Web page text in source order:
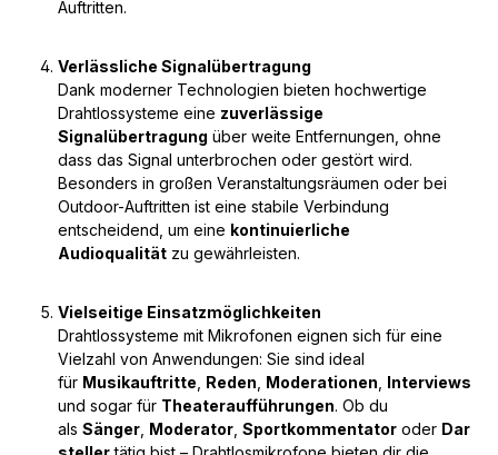
Auftritten.
Verlässliche Signalübertragung
Dank moderner Technologien bieten hochwertige
Drahtlossysteme eine zuverlässige
Signalübertragung über weite Entfernungen, ohne
dass das Signal unterbrochen oder gestört wird.
Besonders in großen Veranstaltungsräumen oder bei
Outdoor-Auftritten ist eine stabile Verbindung
entscheidend, um eine kontinuierliche
Audioqualität zu gewährleisten.
Vielseitige Einsatzmöglichkeiten
Drahtlossysteme mit Mikrofonen eignen sich für eine
Vielzahl von Anwendungen: Sie sind ideal
für Musikauftritte Reden Moderationen Interviews
und sogar für Theateraufführungen. Ob du
als Sänger Moderator Sportkommentator oder Dar